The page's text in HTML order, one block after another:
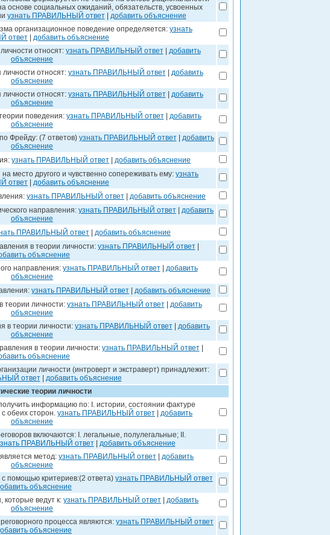
основе социальных ожиданий, обязательств, усвоенных
узнать ПРАВИЛЬНЫЙ ответ| добавить объяснение
организационное поведение определяется: узнать
ответ
добавить объяснение
относят: узнать ПРАВИЛЬНЫЙ ответ| добавить
объяснение
относят: узнать ПРАВИЛЬНЫЙ ответ| добавить
объяснение
относят: узнать ПРАВИЛЬНЫЙ ответ| добавить
объяснение
поведения: узнать ПРАВИЛЬНЫЙ ответ| добавить
объяснение
Фрейду: (7 ответов) узнать ПРАВИЛЬНЫЙ ответ| добавить
объяснение
узнать ПРАВИЛЬНЫЙ ответ добавить объяснение
место другого и чувственно сопереживать ему: узнать
ответ
добавить объяснение
узнать ПРАВИЛЬНЫЙ ответ добавить объяснение
направления: узнать ПРАВИЛЬНЫЙ ответ
добавить
объяснение
ПРАВИЛЬНЫЙ ответ добавить объяснение
в теории личности: узнать ПРАВИЛЬНЫЙ ответ|
объяснение
направления: узнать ПРАВИЛЬНЫЙ ответ| добавить
объяснение
узнать ПРАВИЛЬНЫЙ ответ добавить объяснение
теории личности: узнать ПРАВИЛЬНЫЙ ответ| добавить
объяснение
в теории личности: узнать ПРАВИЛЬНЫЙ ответ| добавить
объяснение
в теории личности: узнать ПРАВИЛЬНЫЙ ответ|
объяснение
личности (интроверт и экстраверт) принадлежит:
ответ| добавить объяснение
теории личности
информацию по: I. истории, состоянии фактуре
обеих сторон. узнать ПРАВИЛЬНЫЙ ответ
добавить
объяснение
включаются: I. легальные, полулегальные; II.
ПРАВИЛЬНЫЙ ответ| добавить объяснение
метод: узнать ПРАВИЛЬНЫЙ ответ
добавить
объяснение
помощью критериев:(2 ответа) узнать ПРАВИЛЬНЫЙ ответ
объяснение
ведут к: узнать ПРАВИЛЬНЫЙ ответ
добавить
объяснение
процесса являются: узнать ПРАВИЛЬНЫЙ ответ
объяснение